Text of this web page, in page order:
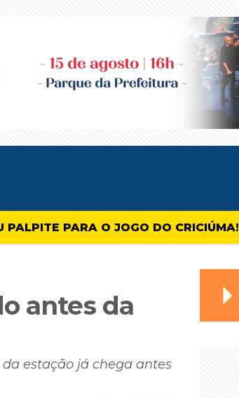
PALPITE PARA O JOGO DO CRICIÚMA!
antes da
estação já chega antes